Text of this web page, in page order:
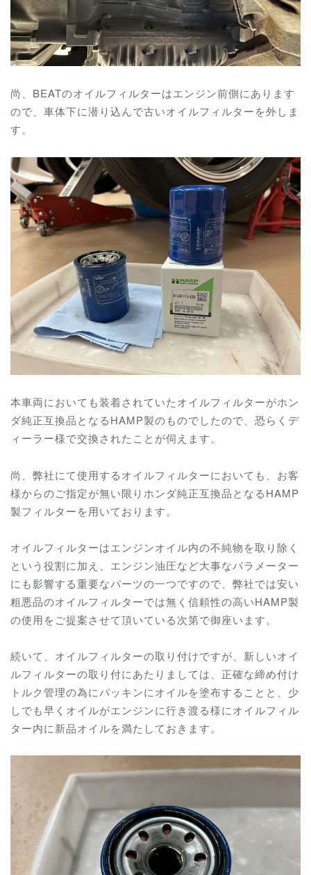
尚、BEATのオイルフィルターはエンジン前側にあります
ので、車体下に潜り込んで古いオイルフィルターを外しま
す。
本車両においても装着されていたオイルフィルターがホン
ダ純正互換品となるHAMP製のものでしたので、恐らくデ
ィーラー様で交換されたことが伺えます。
尚、弊社にて使用するオイルフィルターにおいても、お客
様からのご指定が無い限りホンダ純正互換品となるHAMP
製フィルターを用いております。
オイルフィルターはエンジンオイル内の不純物を取り除く
という役割に加え、エンジン油圧など大事なパラメーター
にも影響する重要なパーツの一つですので、弊社では安い
粗悪品のオイルフィルターでは無く信頼性の高いHAMP製
の使用をご提案させて頂いている次第で御座います。
続いて、オイルフィルターの取り付けですが、新しいオイ
ルフィルターの取り付にあたりましては、正確な締め付け
トルク管理の為にパッキンにオイルを塗布することと、少
しでも早くオイルがエンジンに行き渡る様にオイルフィル
ター内に新品オイルを満たしておきます。